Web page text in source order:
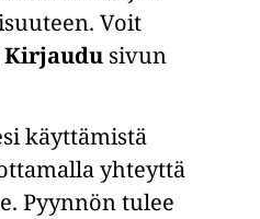
Voit
Kirjaudu sivun
käyttämistä
yhteyttä
Pyynnön tulee